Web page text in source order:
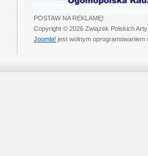
POSTAW NA REKLAMĘ!
Copyright © 2026 Związek Polskich
Joomla! jest wolnym